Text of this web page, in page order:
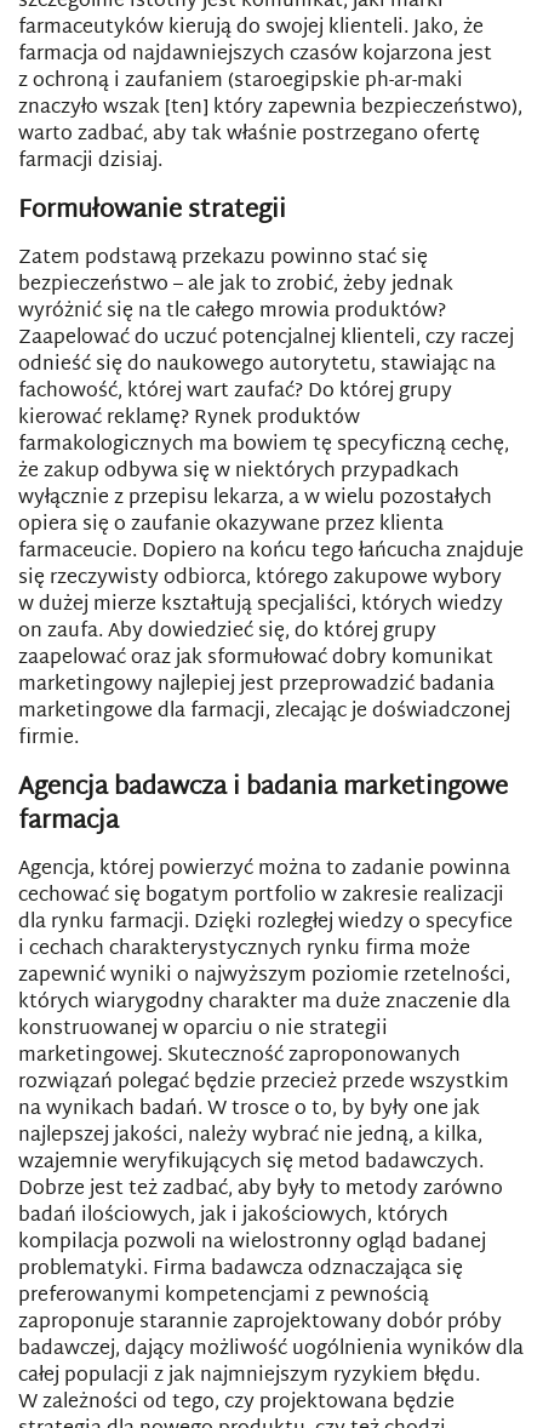
farmaceutyków kierują do swojej klienteli. Jako, że
farmacja od najdawniejszych czasów kojarzona jest
z ochroną i zaufaniem (staroegipskie ph-ar-maki
znaczyło wszak [ten] który zapewnia bezpieczeństwo),
warto zadbać, aby tak właśnie postrzegano ofertę
farmacji dzisiaj.
Formułowanie strategii
Zatem podstawą przekazu powinno stać się
bezpieczeństwo – ale jak to zrobić, żeby jednak
wyróżnić się na tle całego mrowia produktów?
Zaapelować do uczuć potencjalnej klienteli, czy raczej
odnieść się do naukowego autorytetu, stawiając na
fachowość, której wart zaufać? Do której grupy
kierować reklamę? Rynek produktów
farmakologicznych ma bowiem tę specyficzną cechę,
że zakup odbywa się w niektórych przypadkach
wyłącznie z przepisu lekarza, a w wielu pozostałych
opiera się o zaufanie okazywane przez klienta
farmaceucie. Dopiero na końcu tego łańcucha znajduje
się rzeczywisty odbiorca, którego zakupowe wybory
w dużej mierze kształtują specjaliści, których wiedzy
on zaufa. Aby dowiedzieć się, do której grupy
zaapelować oraz jak sformułować dobry komunikat
marketingowy najlepiej jest przeprowadzić badania
marketingowe dla farmacji, zlecając je doświadczonej
firmie.
Agencja badawcza i badania marketingowe
farmacja
Agencja, której powierzyć można to zadanie powinna
cechować się bogatym portfolio w zakresie realizacji
dla rynku farmacji. Dzięki rozległej wiedzy o specyfice
i cechach charakterystycznych rynku firma może
zapewnić wyniki o najwyższym poziomie rzetelności,
których wiarygodny charakter ma duże znaczenie dla
konstruowanej w oparciu o nie strategii
marketingowej. Skuteczność zaproponowanych
rozwiązań polegać będzie przecież przede wszystkim
na wynikach badań. W trosce o to, by były one jak
najlepszej jakości, należy wybrać nie jedną, a kilka,
wzajemnie weryfikujących się metod badawczych.
Dobrze jest też zadbać, aby były to metody zarówno
badań ilościowych, jak i jakościowych, których
kompilacja pozwoli na wielostronny ogląd badanej
problematyki. Firma badawcza odznaczająca się
preferowanymi kompetencjami z pewnością
zaproponuje starannie zaprojektowany dobór próby
badawczej, dający możliwość uogólnienia wyników dla
całej populacji z jak najmniejszym ryzykiem błędu.
W zależności od tego, czy projektowana będzie